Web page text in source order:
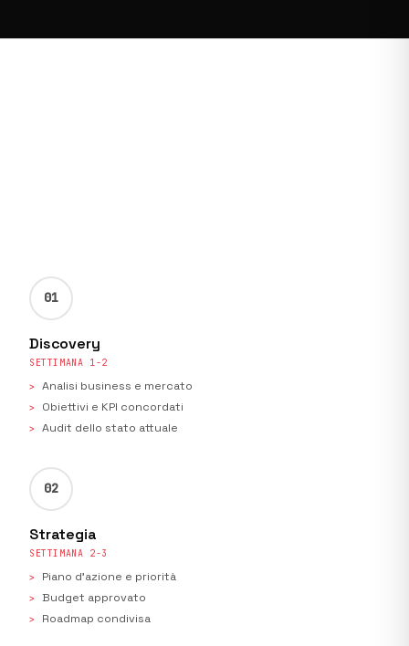
01
Discovery
SETTIMANA 1-2
Analisi business e mercato
Obiettivi e KPI concordati
Audit dello stato attuale
02
Strategia
SETTIMANA 2-3
Piano d'azione e priorità
Budget approvato
Roadmap condivisa